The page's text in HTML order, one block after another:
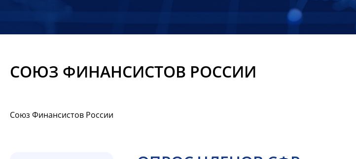
СОЮЗ ФИНАНСИСТОВ РОССИИ
Союз Финансистов России